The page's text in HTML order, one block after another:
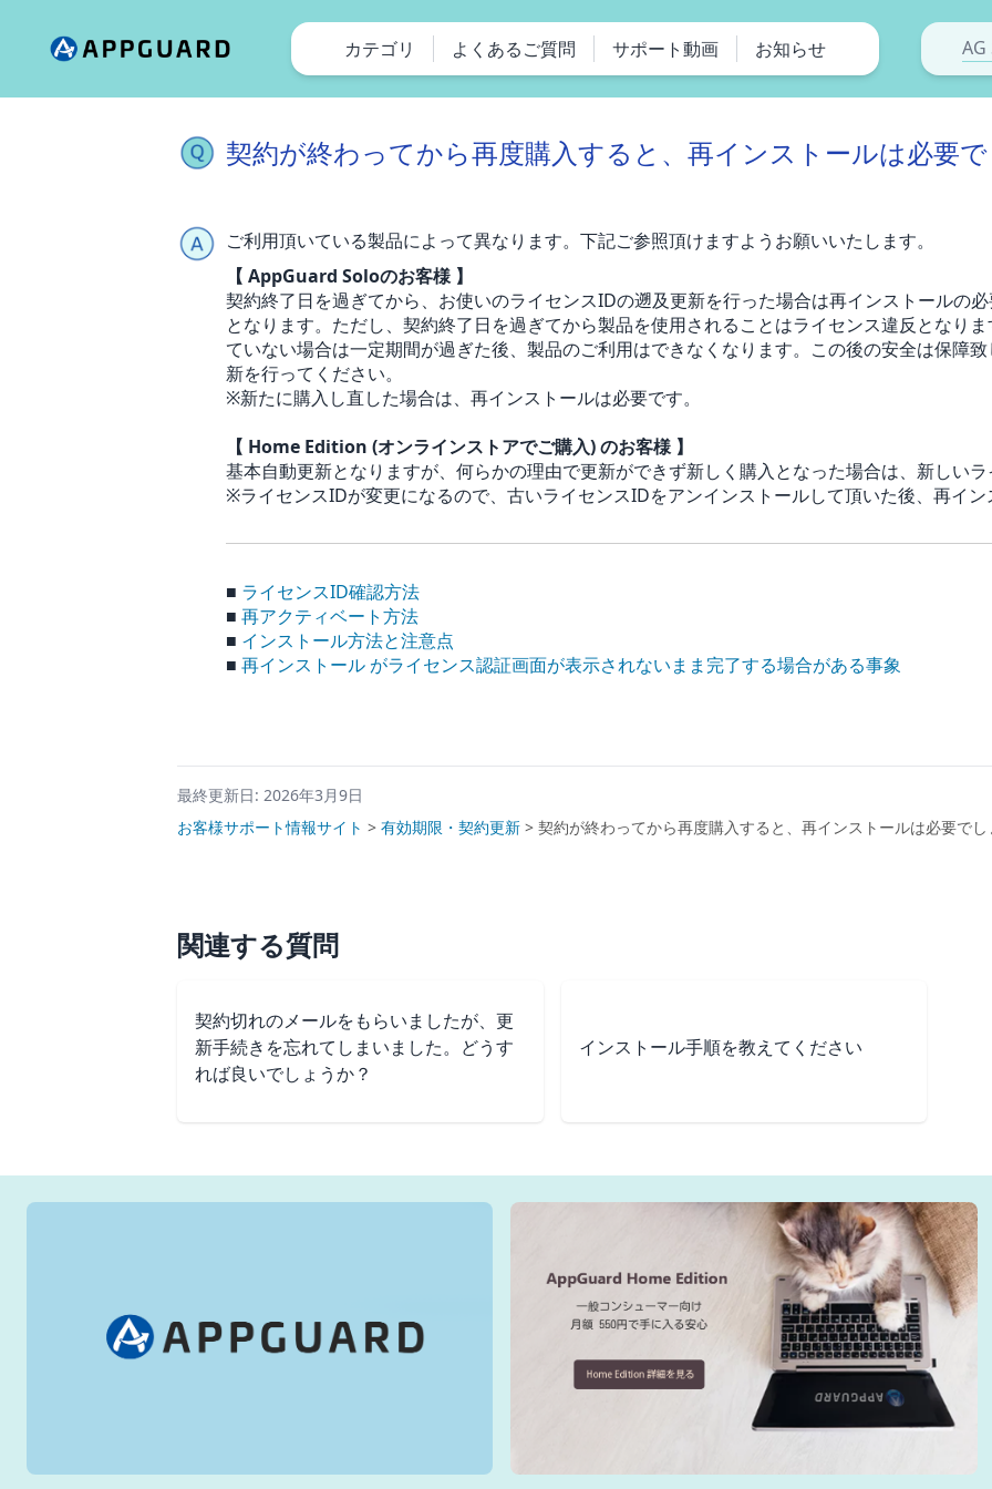
カテゴリ よくあるご質問 サポート動画 お知らせ
契約が終わってから再度購入すると、再インストールは必要
ご利用頂いている製品によって異なります。下記ご参照頂けますようお願いいたします。
【 AppGuard Soloのお客様 】
契約終了日を過ぎてから、お使いのライセンスIDの遡及更新を行った場合は再インストールの
となります。ただし、契約終了日を過ぎてから製品を使用されることはライセンス違反となり
ていない場合は一定期間が過ぎた後、製品のご利用はできなくなります。この後の安全は保障
新を行ってください。
※新たに購入し直した場合は、再インストールは必要です。
【 Home Edition (オンラインストアでご購入) のお客様 】
基本自動更新となりますが、何らかの理由で更新ができず新しく購入となった場合は、新しい
※ライセンスIDが変更になるので、古いライセンスIDをアンインストールして頂いた後、再イ
■ ライセンスID確認方法
■ 再アクティベート方法
■ インストール方法と注意点
■ 再インストール がライセンス認証画面が表示されないまま完了する場合がある事象
最終更新日: 2026年3月9日
お客様サポート情報サイト > 有効期限・契約更新 > 契約が終わってから再度購入すると、再インストールは必要で
関連する質問
契約切れのメールをもらいましたが、更
新手続きを忘れてしまいました。どうす
れば良いでしょうか？
インストール手順を教えてください